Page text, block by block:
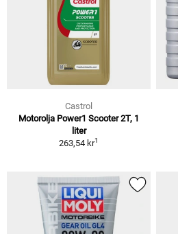
Castrol
Motorolja Power1 Scooter 2T, 1
liter
263,54 kr1